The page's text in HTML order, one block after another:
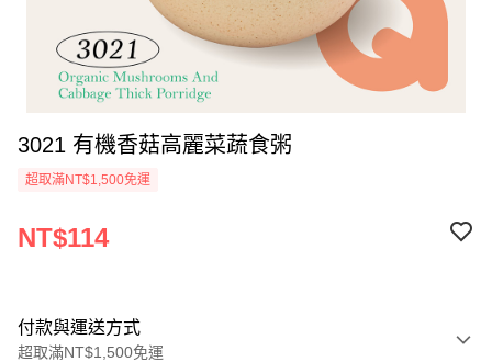
3021 有機香菇高麗菜蔬食粥
超取滿NT$1,500免運
NT$114
付款與運送方式
超取滿NT$1,500免運